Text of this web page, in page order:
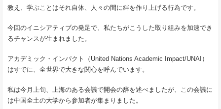
教え、学ぶことはそれ自体、人々の間に絆を作り上げる行為です。
今回のイニシアティブの発足で、私たちがこうした取り組みを加速でき
るチャンスが生まれました。
アカデミック・インパクト（United Nations Academic Impact/UNAI）
はすでに、全世界で大きな関心を呼んでいます。
私は今月上旬、上海のある会議で開会の辞を述べましたが、この会議に
は中国全土の大学から参加者が集まりました。